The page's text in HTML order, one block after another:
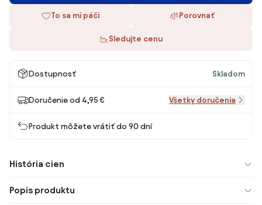
To sa mi páči Porovnať
Sledujte cenu
Dostupnosť Skladom
Doručenie od 4,95 € Všetky doručenia
Produkt môžete vrátiť do 90 dní
História cien
Popis produktu